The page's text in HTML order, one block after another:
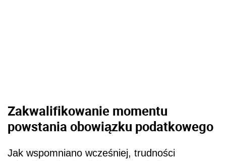
Zakwalifikowanie momentu
powstania obowiązku podatkowego
Jak wspomniano wcześniej, trudności